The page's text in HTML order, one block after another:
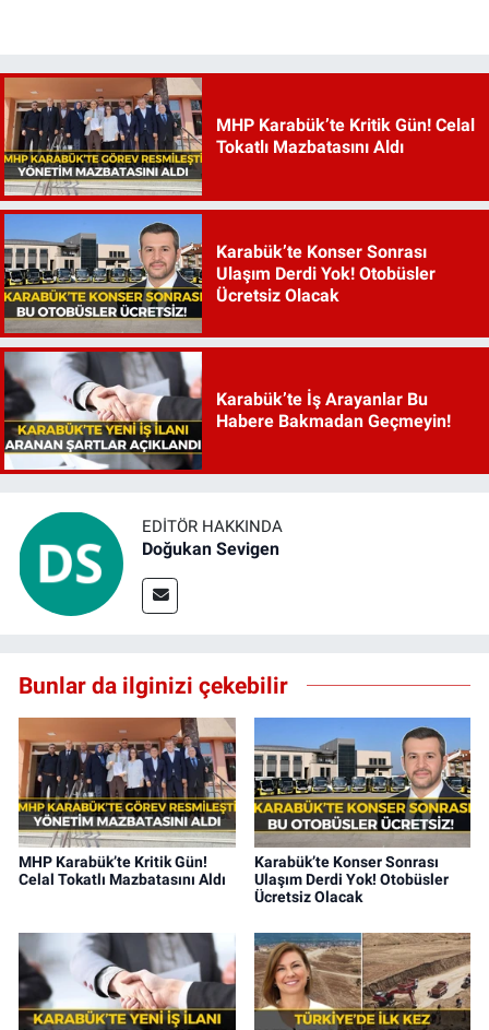
MHP Karabük’te Kritik Gün! Celal
Tokatlı Mazbatasını Aldı
Karabük’te Konser Sonrası
Ulaşım Derdi Yok! Otobüsler
Ücretsiz Olacak
Karabük’te İş Arayanlar Bu
Habere Bakmadan Geçmeyin!
EDITÖR HAKKINDA
Doğukan Sevigen
Bunlar da ilginizi çekebilir
MHP Karabük’te Kritik Gün!
Celal Tokatlı Mazbatasını Aldı
Karabük’te Konser Sonrası
Ulaşım Derdi Yok! Otobüsler
Ücretsiz Olacak